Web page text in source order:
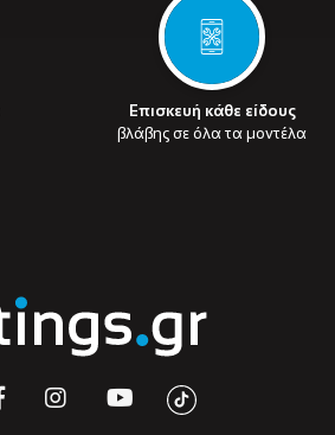
Επισκευή κάθε είδους
βλάβης σε όλα τα μοντέλα